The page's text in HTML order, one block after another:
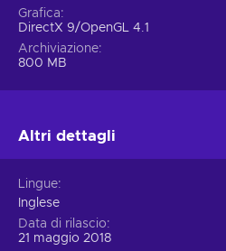
Grafica
DirectX 9/OpenGL 4.1
Archiviazione
800 MB
Altri dettagli
Lingue
Inglese
Data di rilascio
21 maggio 2018